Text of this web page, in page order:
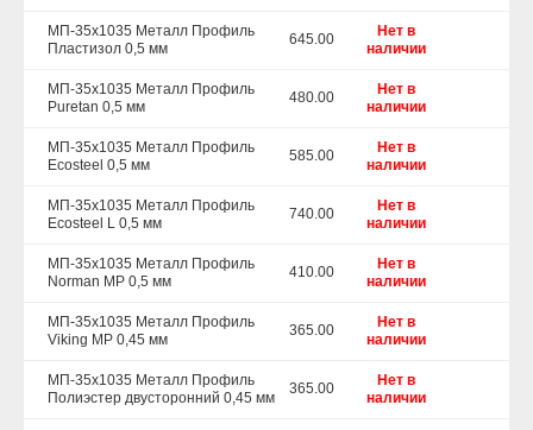
МП-35х1035 Металл Профиль
Пластизол 0,5 мм
645.00
Нет в
наличии
МП-35х1035 Металл Профиль
Puretan 0,5 мм
480.00
Нет в
наличии
МП-35х1035 Металл Профиль
Ecosteel 0,5 мм
585.00
Нет в
наличии
МП-35х1035 Металл Профиль
Ecosteel L 0,5 мм
740.00
Нет в
наличии
МП-35х1035 Металл Профиль
Norman MP 0,5 мм
410.00
Нет в
наличии
МП-35х1035 Металл Профиль
Viking MP 0,45 мм
365.00
Нет в
наличии
МП-35х1035 Металл Профиль
Полиэстер двусторонний 0,45 мм
365.00
Нет в
наличии